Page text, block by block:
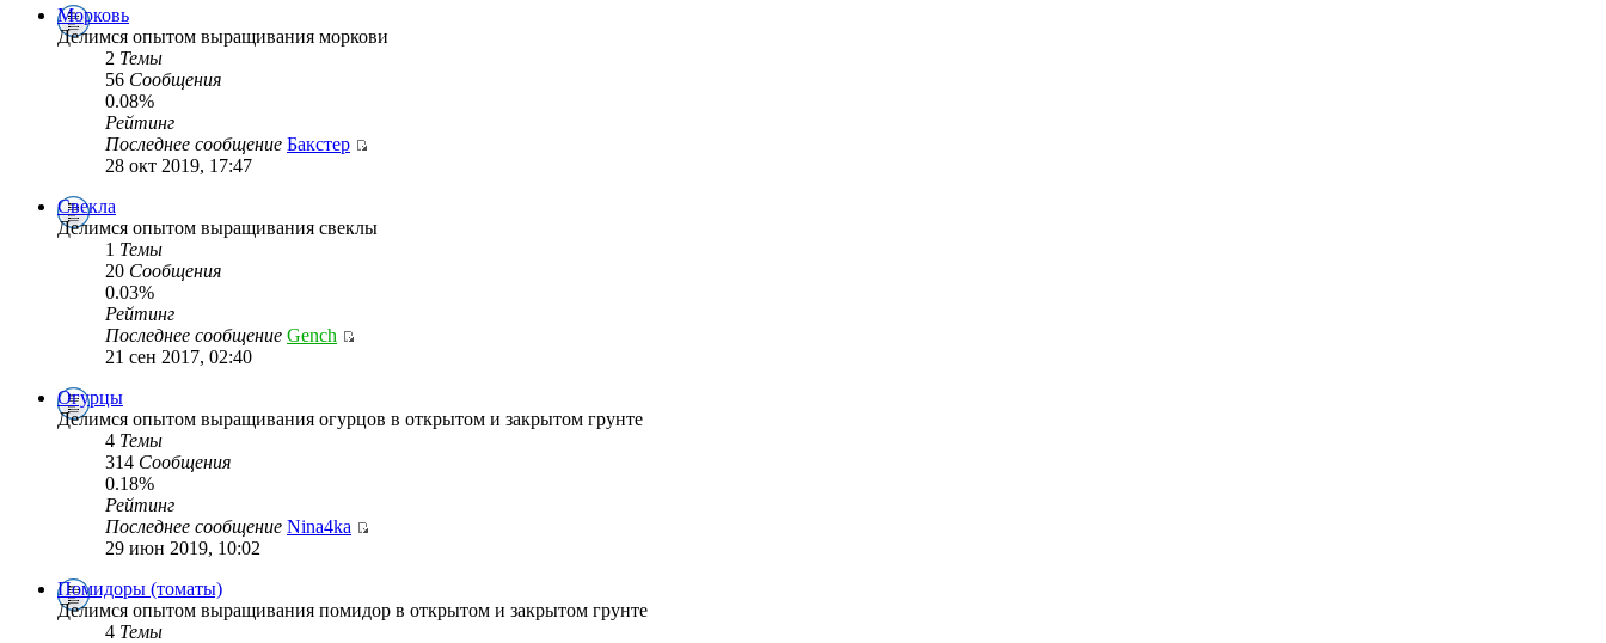
Морковь
Делимся опытом выращивания моркови
2 Темы
56 Сообщения
0.08%
Рейтинг
Последнее сообщение Бакстер
28 окт 2019, 17:47
Свекла
Делимся опытом выращивания свеклы
1 Темы
20 Сообщения
0.03%
Рейтинг
Последнее сообщение Gench
21 сен 2017, 02:40
Огурцы
Делимся опытом выращивания огурцов в открытом и закрытом грунте
4 Темы
314 Сообщения
0.18%
Рейтинг
Последнее сообщение Nina4ka
29 июн 2019, 10:02
Помидоры (томаты)
Делимся опытом выращивания помидор в открытом и закрытом грунте
4 Темы